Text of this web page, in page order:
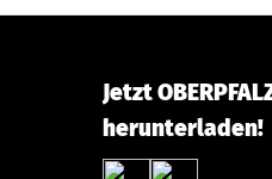
Jetzt
herunterladen!